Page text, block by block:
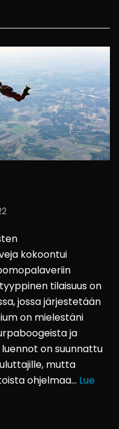
kokoontui
tilaisuus on
jossa järjestetään
on mielestäni
ja
on suunnattu
mutta
ohjelmaa… Lue